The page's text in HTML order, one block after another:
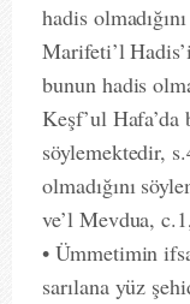
hadis
Marifeti’l
bunun hadis
Keşf’ul Hafa’da
söylemektedir,
olmadığını
ve’l Mevdua,
• Ümmetimin
sarılana yüz